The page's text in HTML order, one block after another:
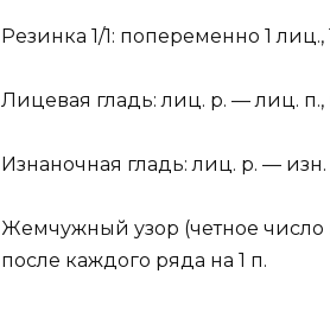
Резинка 1/1: попеременно 1 лиц.,
Лицевая гладь: лиц. р. — лиц. п.,
Изнаночная гладь: лиц. р. — изн.
Жемчужный узор (четное число
после каждого ряда на 1 п.